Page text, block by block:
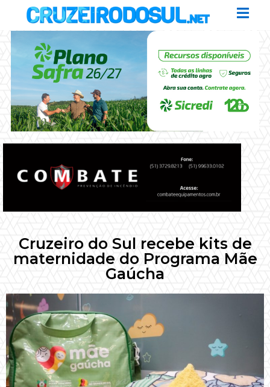
Cruzeiro do Sul recebe kits de
maternidade do Programa Mãe
Gaúcha